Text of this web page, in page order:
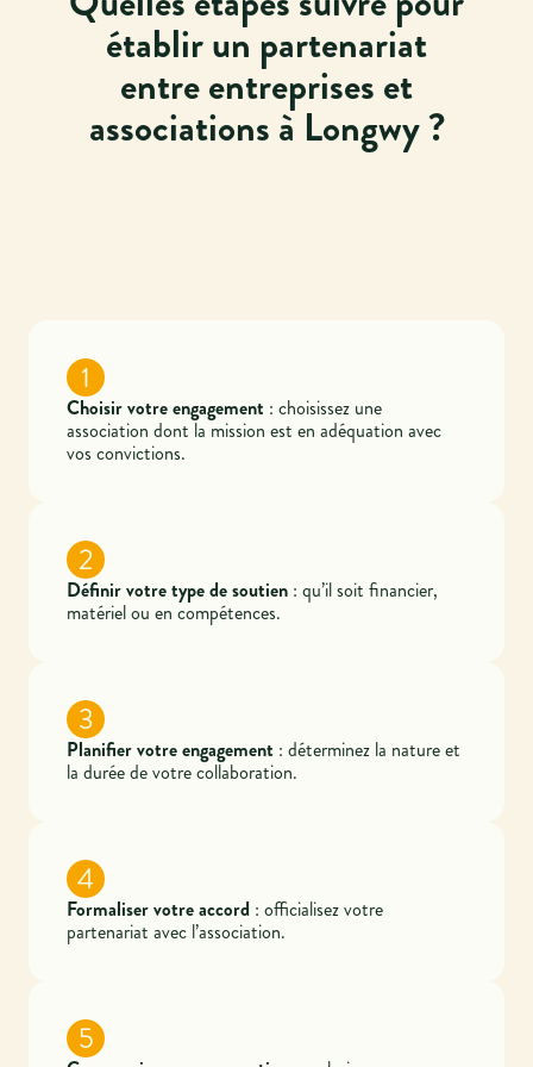
établir un partenariat
entre entreprises et
associations à Longwy ?
1
Choisir votre engagement : choisissez une
association dont la mission est en adéquation avec
vos convictions.
2
Définir votre type de soutien : qu’il soit financier,
matériel ou en compétences.
3
Planifier votre engagement : déterminez la nature et
la durée de votre collaboration.
4
Formaliser votre accord : officialisez votre
partenariat avec l’association.
5